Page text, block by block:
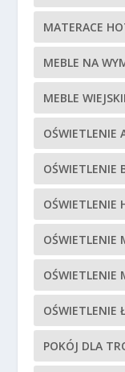
MATERACE
MEBLE NA
MEBLE
OŚWIETLENIE
OŚWIETLENIE
OŚWIETLENIE
OŚWIETLENIE
OŚWIETLENIE
OŚWIETLENIE
POKÓJ DLA